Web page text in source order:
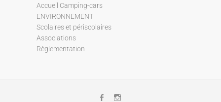
Accueil Camping-cars
ENVIRONNEMENT
Scolaires et périscolaires
Associations
Règlementation
FacebookInstagram